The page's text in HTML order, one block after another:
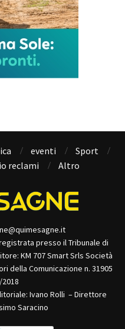
eventi
Sport
reclami Altro
presso il Tribunale di
KM 707 Smart Srls Società
della Comunicazione n. 31905
Ivano Rolli – Direttore
Saracino